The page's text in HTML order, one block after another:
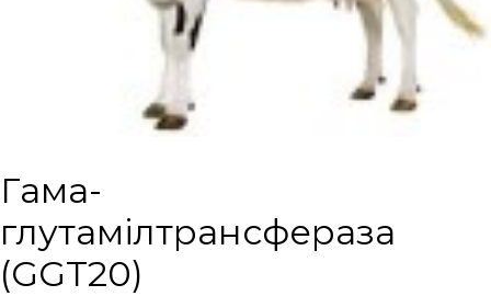
Гама-
глутамілтрансфераза
(GGT20)